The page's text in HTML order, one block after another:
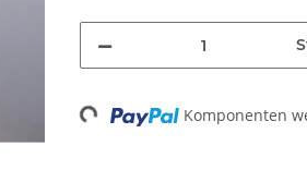
Loading... Komponenten